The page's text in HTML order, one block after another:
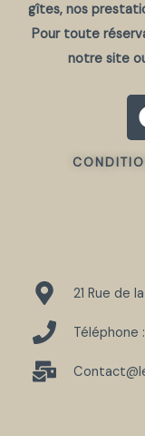
gîtes, nos
Pour toute
notre site
21 Rue de
Téléphone